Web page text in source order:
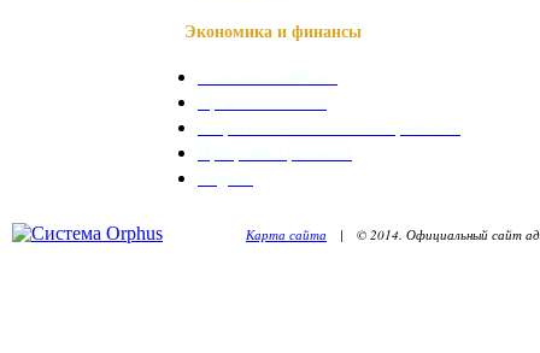
Экономика и финансы
Карта сайта | © 2014. Официальный сайт